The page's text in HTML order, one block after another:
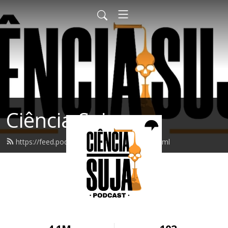
Ciência Suja
https://feed.podbean.com/cienciasuja/feed.xml